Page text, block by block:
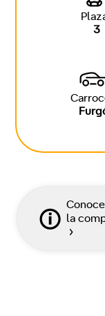
3
la